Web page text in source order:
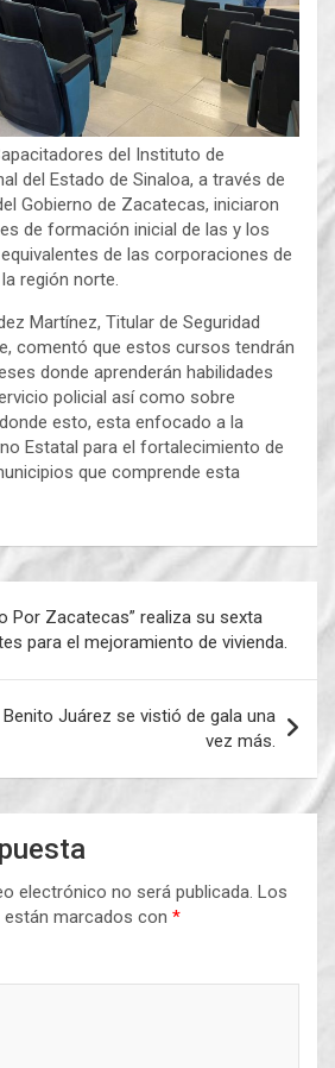
del Instituto de
del Estado de Sinaloa, a través de
Gobierno de Zacatecas, iniciaron
de formación inicial de las y los
de las corporaciones de
región norte.
Martínez, Titular de Seguridad
comentó que estos cursos tendrán
donde aprenderán habilidades
policial así como sobre
esto, esta enfocado a la
Estatal para el fortalecimiento de
que comprende esta
Por Zacatecas” realiza su sexta
para el mejoramiento de vivienda.
Juárez se vistió de gala una
vez más.
electrónico no será publicada. Los
marcados con *